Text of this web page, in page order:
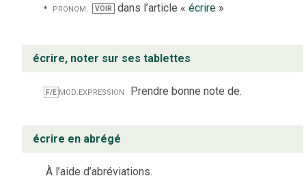
pronom. VOIR dans l’article « écrire»
écrire, noter sur ses tablettes
F/E mod. expression Prendre bonne note de.
écrire en abrégé
À l’aide d’abréviations.